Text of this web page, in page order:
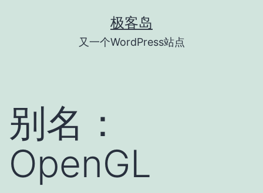
极客岛
又一个WordPress站点
别名：
OpenGL